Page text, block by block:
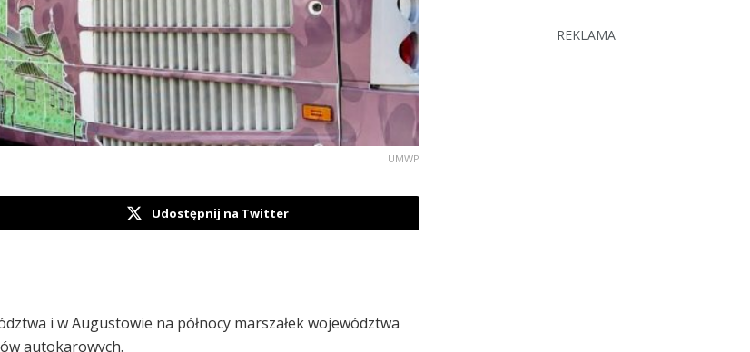
UMWP
Udostępnij na Twitter
i w Augustowie na północy marszałek województwa
autokarowych.
REKLAMA